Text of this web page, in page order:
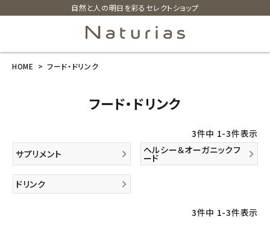
自然と人の明日を彩るセレクトショップ
新商品
カテゴリーから探す
HOME フード・ドリンク
フード・ドリンク
3件中 1-3件表示
サプリメント
ヘルシー＆オーガニックフ
ード
ドリンク
3件中 1-3件表示